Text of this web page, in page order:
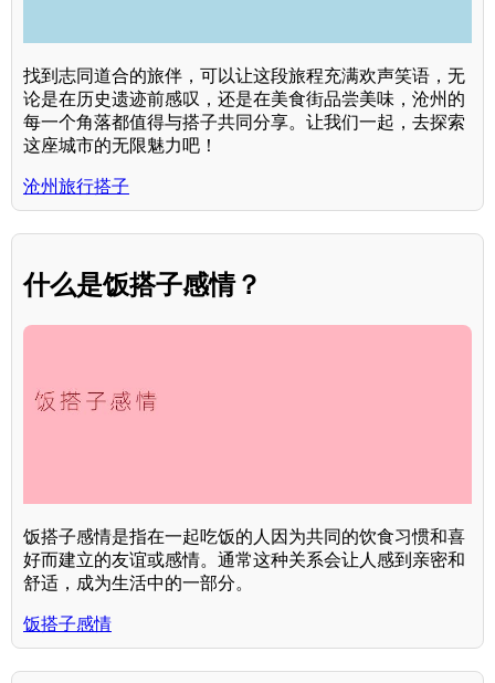
找到志同道合的旅伴，可以让这段旅程充满欢声笑语，无
论是在历史遗迹前感叹，还是在美食街品尝美味，沧州的
每一个角落都值得与搭子共同分享。让我们一起，去探索
这座城市的无限魅力吧！
沧州旅行搭子
什么是饭搭子感情？
饭搭子感情是指在一起吃饭的人因为共同的饮食习惯和喜
好而建立的友谊或感情。通常这种关系会让人感到亲密和
舒适，成为生活中的一部分。
饭搭子感情